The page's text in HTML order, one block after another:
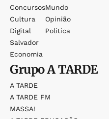
Concursos
Cultura
Digital
Salvador
Economia
Mundo
Opinião
Política
GrupoA TARDE
A TARDE
A TARDE FM
MASSA!